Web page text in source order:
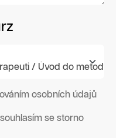
osobních údajů
se storno